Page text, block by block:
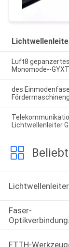
Luft8
Monomode--
des
Lichtwellenleiter
Lichtwellenleiter
Faser-
FTTH-